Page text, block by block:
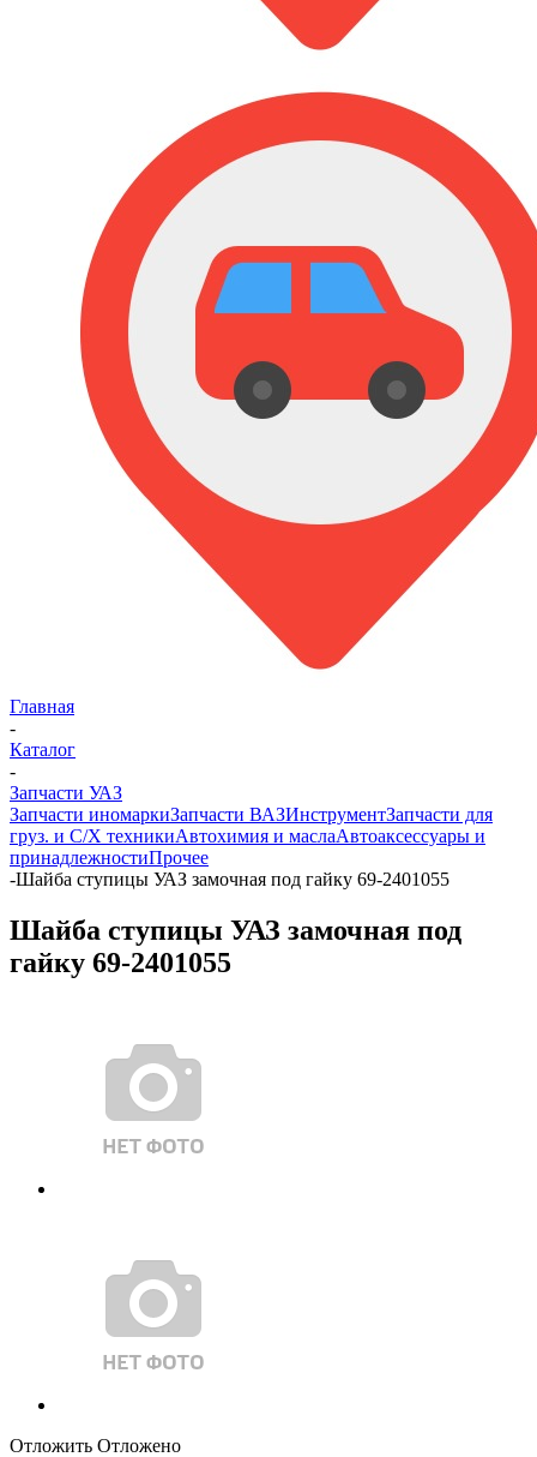
Главная
-
Каталог
-
Запчасти УАЗ
Запчасти иномаркиЗапчасти ВАЗИнструментЗапчасти для
груз. и С/Х техникиАвтохимия и маслаАвтоаксессуары и
принадлежностиПрочее
-Шайба ступицы УАЗ замочная под гайку 69-2401055
Шайба ступицы УАЗ замочная под
гайку 69-2401055
Отложить Отложено